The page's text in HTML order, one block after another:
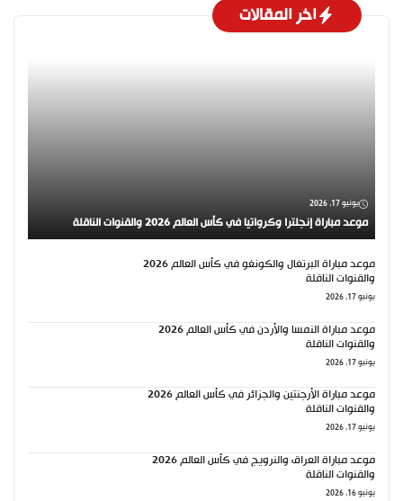
اخر المقالات
يونيو 17, 2026
موعد مباراة إنجلترا وكرواتيا في كأس العالم 2026 والقنوات الناقلة
موعد مباراة البرتغال والكونغو في كأس العالم 2026
والقنوات الناقلة
يونيو 17, 2026
موعد مباراة النمسا والأردن في كأس العالم 2026
والقنوات الناقلة
يونيو 17, 2026
موعد مباراة الأرجنتين والجزائر في كأس العالم 2026
والقنوات الناقلة
يونيو 17, 2026
موعد مباراة العراق والنرويج في كأس العالم 2026
والقنوات الناقلة
يونيو 16, 2026